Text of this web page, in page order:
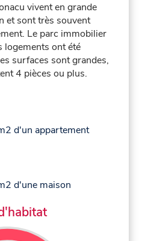
vivent en grande
et sont très souvent
Le parc immobilier
logements ont été
surfaces sont grandes,
4 pièces ou plus.
d'un appartement
d'une maison